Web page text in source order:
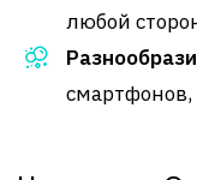
любой
смартфонов,